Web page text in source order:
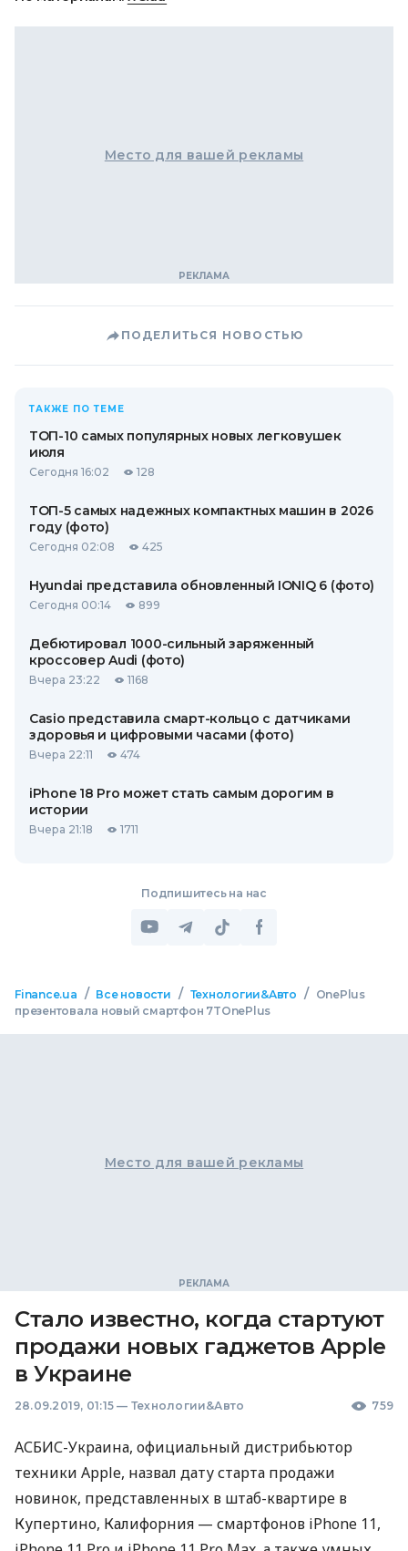
Место для вашей рекламы
ПОДЕЛИТЬСЯ НОВОСТЬЮ
ТАКЖЕ ПО ТЕМЕ
ТОП-10 самых популярных новых легковушек
июля
Сегодня 16:02 128
ТОП-5 самых надежных компактных машин в 2026
году (фото)
Сегодня 02:08 425
Hyundai представила обновленный IONIQ 6 (фото)
Сегодня 00:14 899
Дебютировал 1000-сильный заряженный
кроссовер Audi (фото)
Вчера 23:22 1168
Casio представила смарт-кольцо с датчиками
здоровья и цифровыми часами (фото)
Вчера 22:11 474
iPhone 18 Pro может стать самым дорогим в
истории
Вчера 21:18 1711
Подпишитесь на нас
Finance.ua / Все новости / Технологии&Авто /
OnePlus
презентовала новый смартфон 7TOnePlus
Место для вашей рекламы
Стало известно, когда стартуют
продажи новых гаджетов Apple
в Украине
28.09.2019, 01:15 — Технологии&Авто 759
АСБИС-Украина, официальный дистрибьютор
техники Apple, назвал дату старта продажи
новинок, представленных в штаб-квартире в
Купертино, Калифорния — смартфонов iPhone 11,